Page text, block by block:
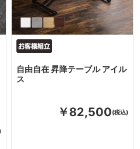
自由自在 昇降テーブル アイル
ス
￥82,500